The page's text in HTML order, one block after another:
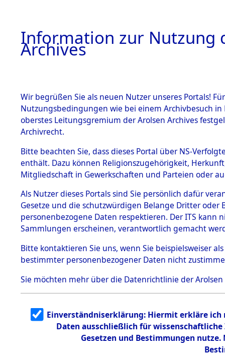
BESTÄNDE
1.
mente
5. Verschiedenes
5.3
Todesmärsche
5.3.1 Alliierte
Erhebungen
zu
Todesmärsch
en
5.3.2
g
5.3.3
Todesmärsch
Baden-
Karlsruhe
Information zur Nutzung
Archives
Wir begrüßen Sie als neuen Nutzer unseres Portals!
Nutzungsbedingungen wie bei einem Archivbesuch
oberstes Leitungsgremium der Arolsen Archives
Archivrecht.
Bitte beachten Sie, dass dieses Portal über NS-
enthält. Dazu können Religionszugehörigkeit,
Mitgliedschaft in Gewerkschaften und Parteien oder
Als Nutzer dieses Portals sind Sie persönlich dafür
Gesetze und die schutzwürdigen Belange Dritter
personenbezogene Daten respektieren. Der ITS
Sammlungen erscheinen, verantwortlich gemacht
Bitte kontaktieren Sie uns, wenn Sie beispielsweiser
bestimmter personenbezogener Daten nicht
Sie möchten mehr über die Datenrichtlinie der Arolsen
Einverständniserklärung: Hiermit erkläre ich
Daten ausschließlich für
Gesetzen und Bestimmungen